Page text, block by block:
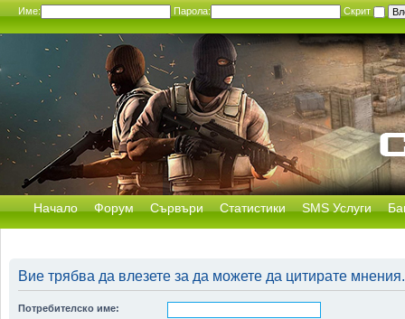
Име: Парола: Скрит
Начало Форум Сървъри Статистики SMS Услуги
Вие трябва да влезете за да можете да цитирате мнения.
Потребителско име: